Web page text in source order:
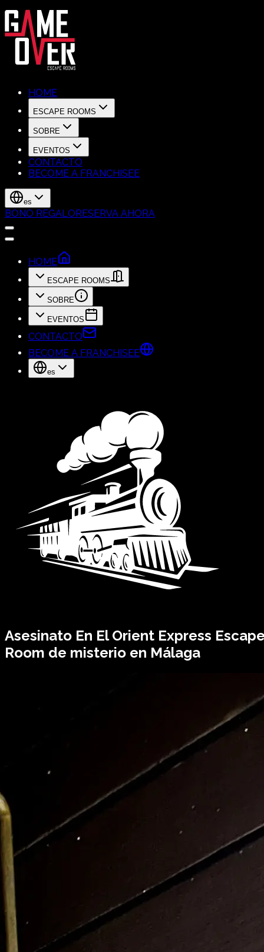
HOME
ESCAPE ROOMS
SOBRE
EVENTOS
CONTACTO
BECOME A FRANCHISEE
es
BONO REGALORESERVA AHORA
HOME
ESCAPE ROOMS
SOBRE
EVENTOS
CONTACTO
BECOME A FRANCHISEE
es
Asesinato En El Orient Express
Room de misterio en Málaga